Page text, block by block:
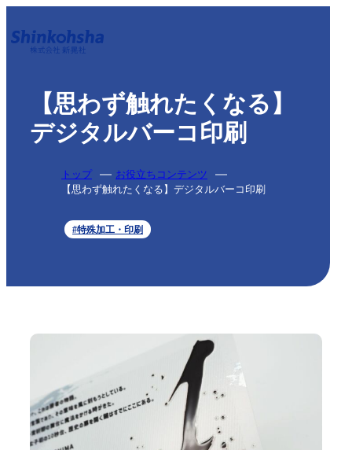
【思わず触れたくなる】
デジタルバーコ印刷
トップ
お役立ちコンテンツ
【思わず触れたくなる】デジタルバーコ印刷
#特殊加工・印刷